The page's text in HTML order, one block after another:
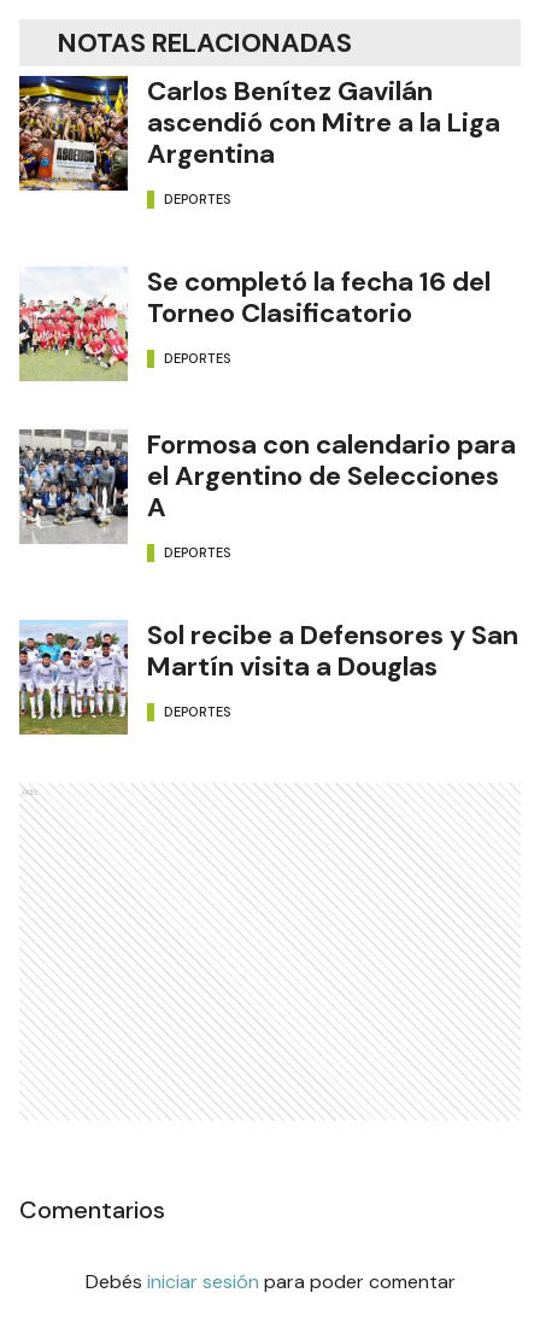
NOTAS RELACIONADAS
Carlos Benítez Gavilán
ascendió con Mitre a la Liga
Argentina
DEPORTES
Se completó la fecha 16 del
Torneo Clasificatorio
DEPORTES
Formosa con calendario para
el Argentino de Selecciones
A
DEPORTES
Sol recibe a Defensores y San
Martín visita a Douglas
DEPORTES
Ads
Comentarios
Debés iniciar sesión para poder comentar